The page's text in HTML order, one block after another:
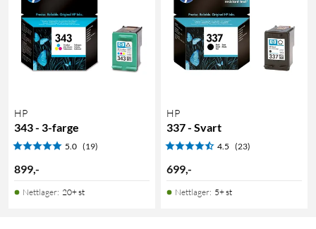
HP
343 - 3-farge
5.0 (19)
899,-
Nettlager: 20+ st
HP
337 - Svart
4.5 (23)
699,-
Nettlager: 5+ st